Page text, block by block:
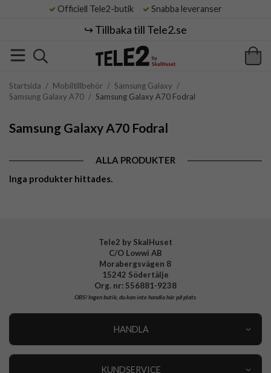
Officiell Tele2-butik Snabba leveranser
↪️ Tillbaka till Tele2.se
Startsida / Mobiltillbehör / Samsung Galaxy /
Samsung Galaxy A70 / Samsung Galaxy A70 Fodral
Samsung Galaxy A70 Fodral
ALLA PRODUKTER
Inga produkter hittades.
Tele2 by SkalHuset
C/O Lowwi AB
Morabergsvägen 8
15242 Södertälje
Org. nr: 556881-9238
OBS!Ingen butik, du kan inte handla här på plats
HANDLA
KUNDSERVICE